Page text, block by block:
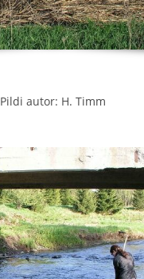
Pildi autor: H. Timm